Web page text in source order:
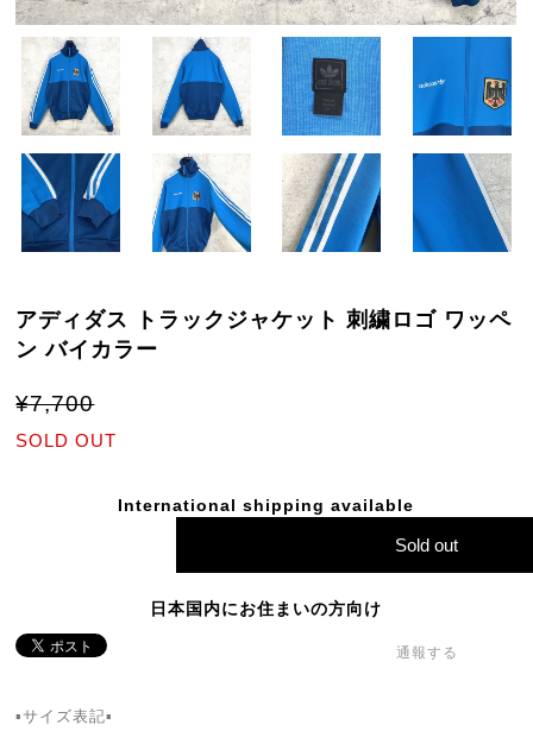
アディダス トラックジャケット 刺繍ロゴ ワッペ
ン バイカラー
¥7,700
SOLD OUT
International shipping available
Sold out
日本国内にお住まいの方向け
通報する
▪サイズ表記▪